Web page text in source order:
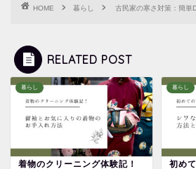
HOME 暮らし 古民家の寒さ対策：簡単
RELATED POST
暮らし
着物のクリーニング体験記！
暮らし
初め